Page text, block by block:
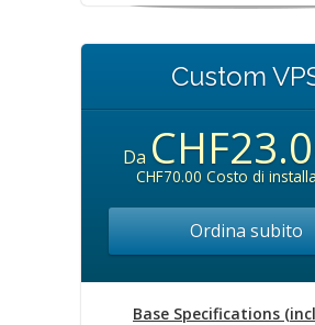
Custom
Da
CHF70.00 Costo di
Ordina subito
Base Specifications